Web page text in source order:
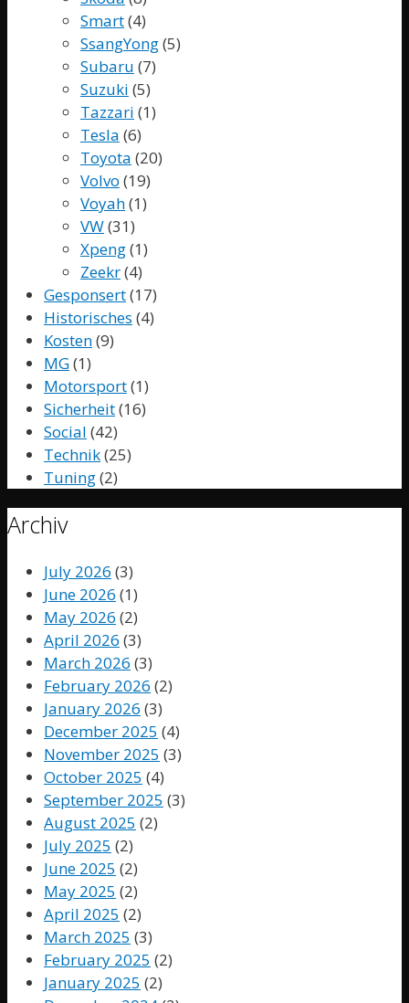
Smart(4)
SsangYong(5)
Subaru (7)
Suzuki (5)
Tazzari (1)
Tesla (6)
Toyota (20)
Volvo (19)
Voyah(1)
VW(31)
Xpeng(1)
Zeekr(4)
Gesponsert(17)
Historisches (4)
Kosten(9)
MG(1)
Motorsport(1)
Sicherheit(16)
Social (42)
Technik(25)
Tuning(2)
Archiv
July 2026 (3)
June 2026 (1)
May 2026 (2)
April 2026 (3)
March 2026 (3)
February 2026 (2)
January 2026 (3)
December 2025 (4)
November 2025 (3)
October 2025 (4)
September 2025 (3)
August 2025 (2)
July 2025 (2)
June 2025 (2)
May 2025 (2)
April 2025 (2)
March 2025 (3)
February 2025 (2)
January 2025 (2)